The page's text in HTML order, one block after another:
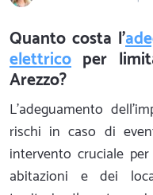
Quanto costa l'
elettrico per
Arezzo?
L'adeguamento
rischi in caso di
intervento cruciale
abitazioni e dei